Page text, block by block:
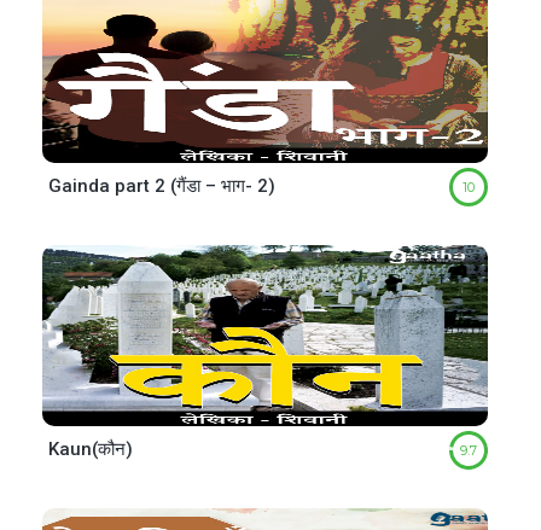
Gainda part 2 (गैंडा – भाग- 2) 10
Kaun(कौन) 9.7